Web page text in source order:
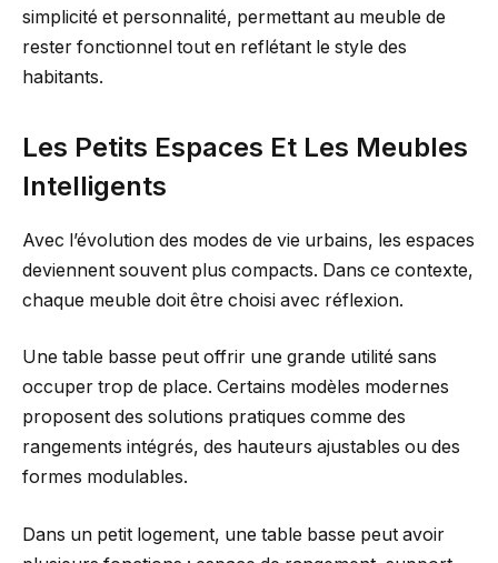
simplicité et personnalité, permettant au meuble de
rester fonctionnel tout en reflétant le style des
habitants.
Les Petits Espaces Et Les Meubles
Intelligents
Avec l’évolution des modes de vie urbains, les espaces
deviennent souvent plus compacts. Dans ce contexte,
chaque meuble doit être choisi avec réflexion.
Une table basse peut offrir une grande utilité sans
occuper trop de place. Certains modèles modernes
proposent des solutions pratiques comme des
rangements intégrés, des hauteurs ajustables ou des
formes modulables.
Dans un petit logement, une table basse peut avoir